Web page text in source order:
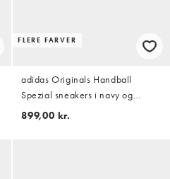
FLERE FARVER
adidas Originals Handball
Spezial sneakers i navy og
metallisk blå
899,00 kr.